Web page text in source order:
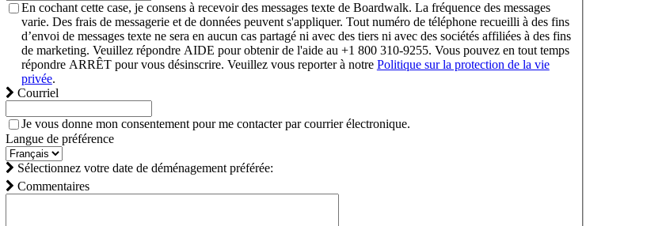
En cochant cette case, je consens à recevoir des messages texte de Boardwalk. La fréquence des messages
varie. Des frais de messagerie et de données peuvent s'appliquer. Tout numéro de téléphone recueilli à des fins
d’envoi de messages texte ne sera en aucun cas partagé ni avec des tiers ni avec des sociétés affiliées à des fins
de marketing. Veuillez répondre AIDE pour obtenir de l'aide au +1 800 310-9255. Vous pouvez en tout temps
répondre ARRÊT pour vous désinscrire. Veuillez vous reporter à notre Politique sur la protection de la vie
privée.
Courriel
Je vous donne mon consentement pour me contacter par courrier électronique.
Langue de préférence
Sélectionnez votre date de déménagement préférée:
Commentaires